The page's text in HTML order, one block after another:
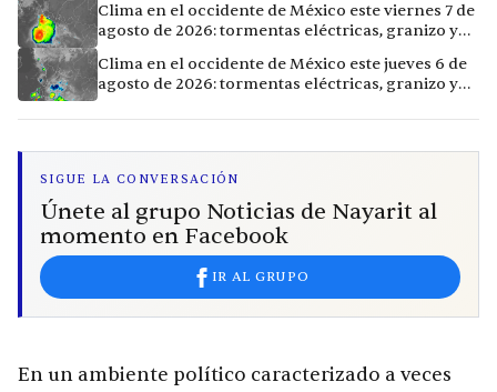
Clima en el occidente de México este viernes 7 de
agosto de 2026: tormentas eléctricas, granizo y
Clima en el occidente de México este jueves 6 de
agosto de 2026: tormentas eléctricas, granizo y
SIGUE LA CONVERSACIÓN
Únete al grupo Noticias de Nayarit al
momento en Facebook
IR AL GRUPO
En un ambiente político caracterizado a veces